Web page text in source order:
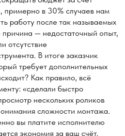
место
проведения работ